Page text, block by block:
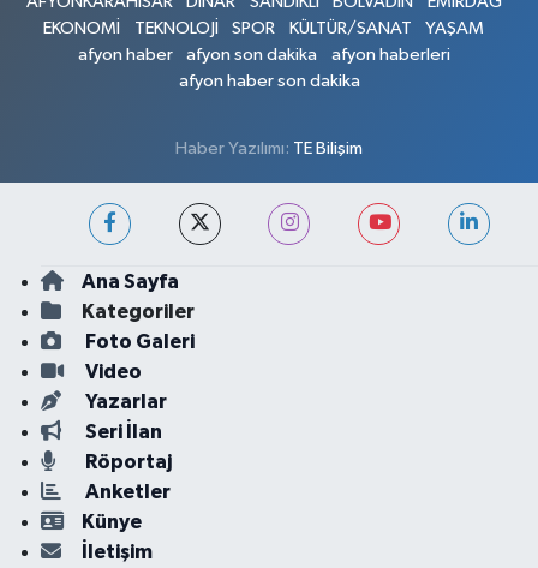
EKONOMİ
TEKNOLOJİ SPOR KÜLTÜR/SANAT
YAŞAM
afyon haber
afyon son dakika
afyon haberleri
afyon haber son dakika
Haber Yazılımı: TE Bilişim
Ana Sayfa
Kategoriler
Foto Galeri
Video
Yazarlar
Seri İlan
Röportaj
Anketler
Künye
İletişim